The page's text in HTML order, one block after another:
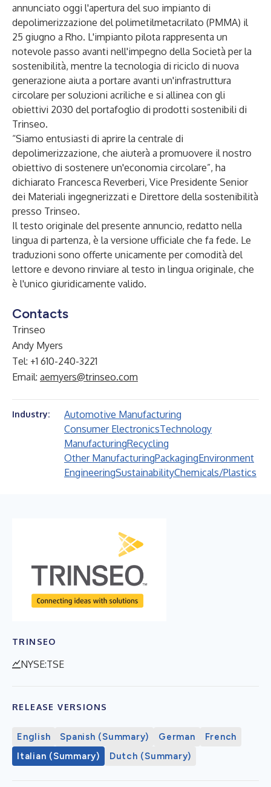
annunciato oggi l'apertura del suo impianto di
depolimerizzazione del polimetilmetacrilato (PMMA) il
25 giugno a Rho. L'impianto pilota rappresenta un
notevole passo avanti nell'impegno della Società per la
sostenibilità, mentre la tecnologia di riciclo di nuova
generazione aiuta a portare avanti un'infrastruttura
circolare per soluzioni acriliche e si allinea con gli
obiettivi 2030 del portafoglio di prodotti sostenibili di
Trinseo.
“Siamo entusiasti di aprire la centrale di
depolimerizzazione, che aiuterà a promuovere il nostro
obiettivo di sostenere un'economia circolare”, ha
dichiarato Francesca Reverberi, Vice Presidente Senior
dei Materiali ingegnerizzati e Direttore della sostenibilità
presso Trinseo.
Il testo originale del presente annuncio, redatto nella
lingua di partenza, è la versione ufficiale che fa fede. Le
traduzioni sono offerte unicamente per comodità del
lettore e devono rinviare al testo in lingua originale, che
è l'unico giuridicamente valido.
Contacts
Trinseo
Andy Myers
Tel: +1 610-240-3221
Email: aemyers@trinseo.com
Industry:
Automotive Manufacturing
Consumer ElectronicsTechnology
ManufacturingRecycling
Other ManufacturingPackagingEnvironment
EngineeringSustainabilityChemicals/Plastics
TRINSEO
NYSE:TSE
RELEASE VERSIONS
English Spanish (Summary) German
French
Italian (Summary)
Dutch (Summary)